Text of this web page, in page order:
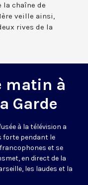
la chaîne de
veille ainsi,
rives de la
matin à
Garde
à la télévision a
forte pendant le
et se
en direct de la
les laudes et la